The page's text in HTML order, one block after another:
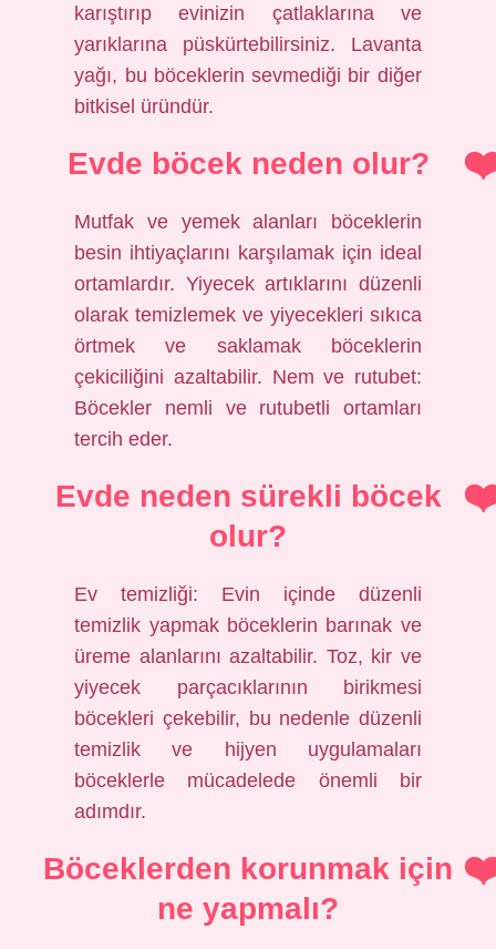
karıştırıp evinizin çatlaklarına ve
yarıklarına püskürtebilirsiniz. Lavanta
yağı, bu böceklerin sevmediği bir diğer
bitkisel üründür.
Evde böcek neden olur?
Mutfak ve yemek alanları böceklerin
besin ihtiyaçlarını karşılamak için ideal
ortamlardır. Yiyecek artıklarını düzenli
olarak temizlemek ve yiyecekleri sıkıca
örtmek ve saklamak böceklerin
çekiciliğini azaltabilir. Nem ve rutubet:
Böcekler nemli ve rutubetli ortamları
tercih eder.
Evde neden sürekli böcek
olur?
Ev temizliği: Evin içinde düzenli
temizlik yapmak böceklerin barınak ve
üreme alanlarını azaltabilir. Toz, kir ve
yiyecek parçacıklarının birikmesi
böcekleri çekebilir, bu nedenle düzenli
temizlik ve hijyen uygulamaları
böceklerle mücadelede önemli bir
adımdır.
Böceklerden korunmak için
ne yapmalı?